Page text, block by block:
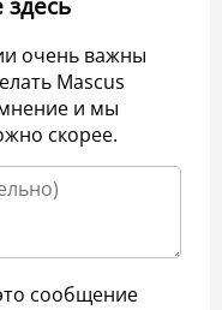
очень важны
Mascus
и мы
скорее.
сообщение